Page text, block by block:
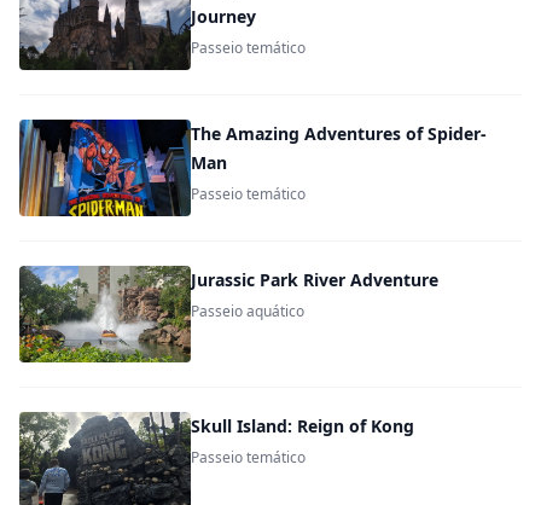
Journey
Passeio temático
The Amazing Adventures of Spider-
Man
Passeio temático
Jurassic Park River Adventure
Passeio aquático
Skull Island: Reign of Kong
Passeio temático